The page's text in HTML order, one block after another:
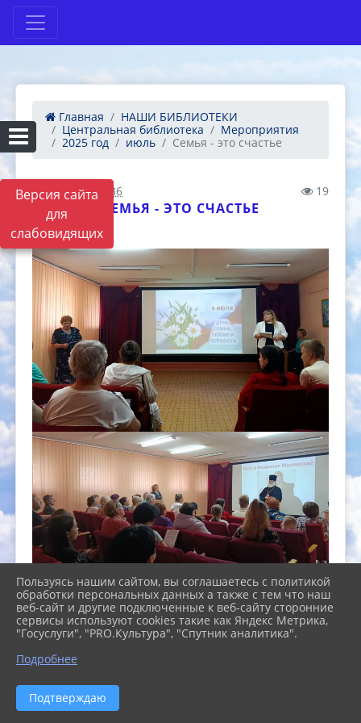
Версия сайта
для
слабовидящих
Главная
НАШИ БИБЛИОТЕКИ
Центральная библиотека
Мероприятия
2025 год
июль Семья - это счастье
09.07.2025 07:36 19
СЕМЬЯ - ЭТО СЧАСТЬЕ
Пользуясь нашим сайтом, вы соглашаетесь с политикой
обработки персональных данных а также с тем что наш
веб-сайт и другие подключенные к веб-сайту сторонние
сервисы используют cookies такие как Яндекс Метрика,
"Госуслуги", "PRO.Культура", "Спутник аналитика".
Подробнее
Подтверждаю